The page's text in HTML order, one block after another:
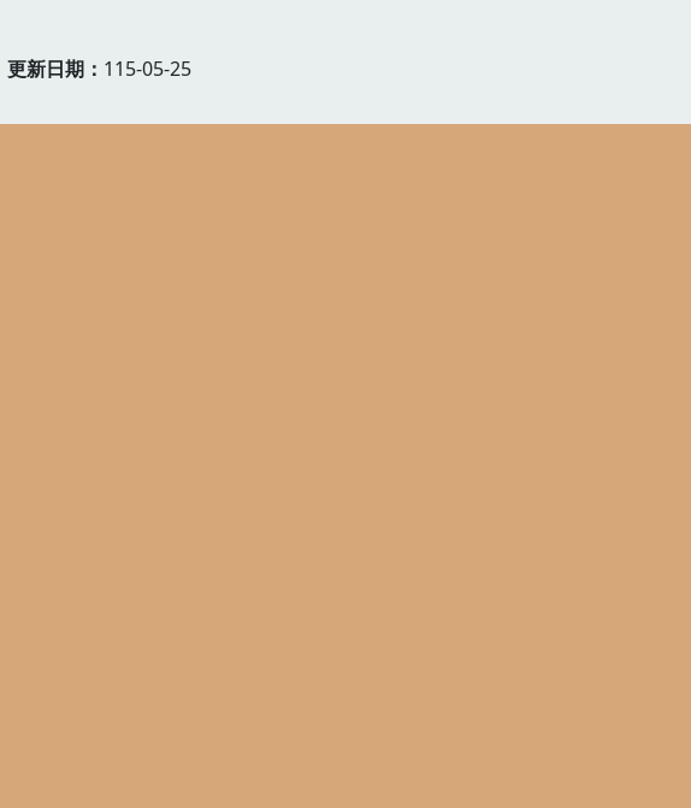
更新日期 115-05-25